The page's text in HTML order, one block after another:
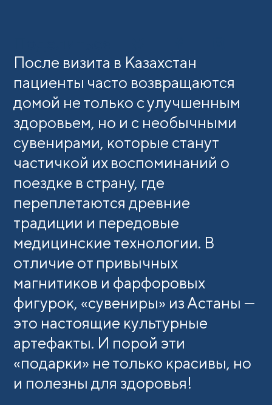
После визита в Казахстан
пациенты часто возвращаются
домой не только с улучшенным
здоровьем, но и с необычными
сувенирами, которые станут
частичкой их воспоминаний о
поездке в страну, где
переплетаются древние
традиции и передовые
медицинские технологии. В
отличие от привычных
магнитиков и фарфоровых
фигурок, «сувениры» из Астаны —
это настоящие культурные
артефакты. И порой эти
«подарки» не только красивы, но
и полезны для здоровья!